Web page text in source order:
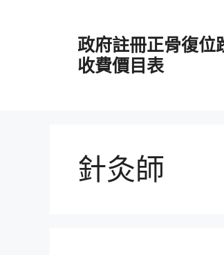
政府註冊正骨復位
收費價目表
針灸師